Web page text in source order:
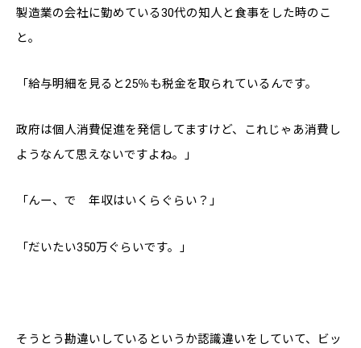
製造業の会社に勤めている30代の知人と食事をした時のこ
と。
「給与明細を見ると25％も税金を取られているんです。
政府は個人消費促進を発信してますけど、これじゃあ消費し
ようなんて思えないですよね。」
「んー、で 年収はいくらぐらい？」
「だいたい350万ぐらいです。」
そうとう勘違いしているというか認識違いをしていて、ビッ